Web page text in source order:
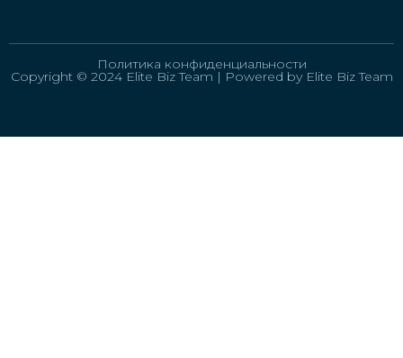
Copyright © 2024 Elite Biz Team | Powered by Elite Biz Team
Политика конфиденциальности